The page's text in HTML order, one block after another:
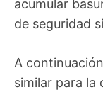
acumular
de seguridad
A
similar para la